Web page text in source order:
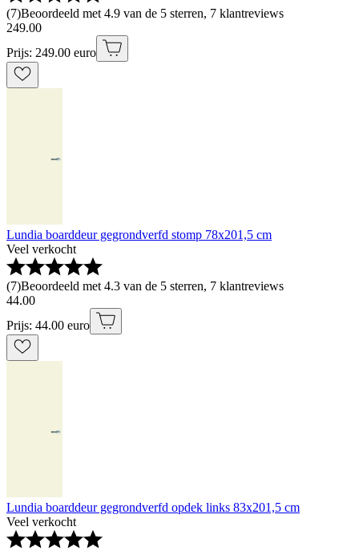
(7)Beoordeeld met 4.9 van de 5 sterren, 7 klantreviews
249.00
Prijs: 249.00 euro
Lundia boarddeur gegrondverfd stomp 78x201,5 cm
Veel verkocht
(7)Beoordeeld met 4.3 van de 5 sterren, 7 klantreviews
44.00
Prijs: 44.00 euro
Lundia boarddeur gegrondverfd opdek links 83x201,5 cm
Veel verkocht